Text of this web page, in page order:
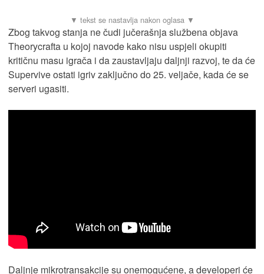
Zbog takvog stanja ne čudi jučerašnja službena objava
Theorycrafta u kojoj navode kako nisu uspjeli okupiti
kritičnu masu igrača i da zaustavljaju daljnji razvoj, te da će
Supervive ostati igriv zaključno do 25. veljače, kada će se
serveri ugasiti.
Daljnje mikrotransakcije su onemogućene, a developeri će